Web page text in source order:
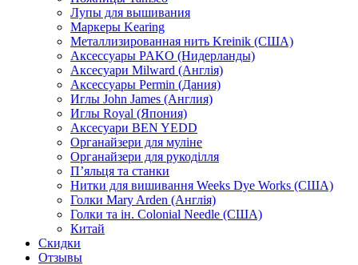
Лупы для вышивания
Маркеры Kearing
Металлизированная нить Kreinik (США)
Аксессуары PAKO (Нидерланды)
Аксесуари Milward (Англія)
Аксессуары Permin (Дания)
Иглы John James (Англия)
Иглы Royal (Япония)
Аксесуари BEN YEDD
Органайзери для муліне
Органайзери для рукоділля
П’яльця та станки
Нитки для вишивання Weeks Dye Works (США)
Голки Mary Arden (Англія)
Голки та ін. Colonial Needle (США)
Китай
Скидки
Отзывы